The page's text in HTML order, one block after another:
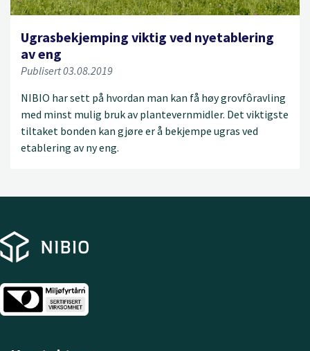
Ugrasbekjemping viktig ved nyetablering
av eng
Publisert 03.08.2019
NIBIO har sett på hvordan man kan få høy grovfôravling
med minst mulig bruk av plantevernmidler. Det viktigste
tiltaket bonden kan gjøre er å bekjempe ugras ved
etablering av ny eng.